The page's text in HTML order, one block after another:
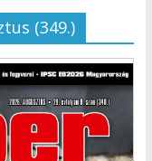
(349.)